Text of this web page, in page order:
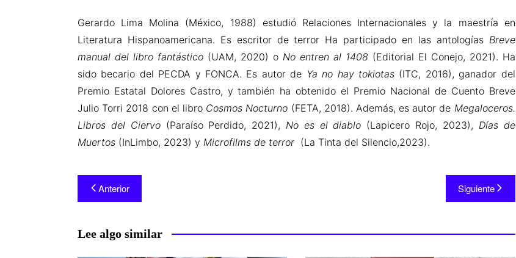
Gerardo Lima Molina (México, 1988) estudió Relaciones Internacionales y la maestría en
Literatura Hispanoamericana. Es escritor de terror Ha participado en las antologías Breve
manual del libro fantástico (UAM, 2020) o No entren al 1408 (Editorial El Conejo, 2021). Ha
sido becario del PECDA y FONCA. Es autor de Ya no hay tokiotas (ITC, 2016), ganador del
Premio Estatal Dolores Castro, y también ha obtenido el Premio Nacional de Cuento Breve
Julio Torri 2018 con el libro Cosmos Nocturno (FETA, 2018). Además, es autor de Megaloceros.
Libros del Ciervo (Paraíso Perdido, 2021), No es el diablo (Lapicero Rojo, 2023), Días de
Muertos (InLimbo, 2023) y Microfilms de terror (La Tinta del Silencio,2023).
Anterior Siguiente
Lee algo similar